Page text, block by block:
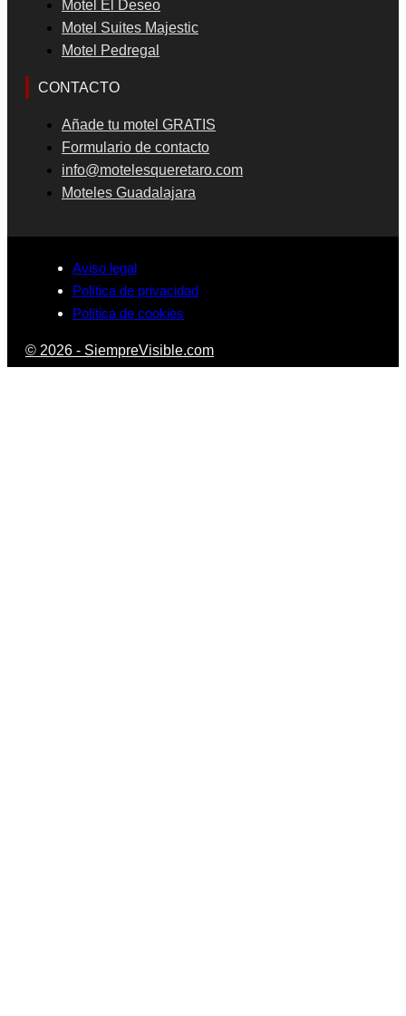
Motel El Deseo
Motel Suites Majestic
Motel Pedregal
CONTACTO
Añade tu motel GRATIS
Formulario de contacto
info@motelesqueretaro.com
Moteles Guadalajara
Aviso legal
Política de privacidad
Política de cookies
© 2026 - SiempreVisible.com